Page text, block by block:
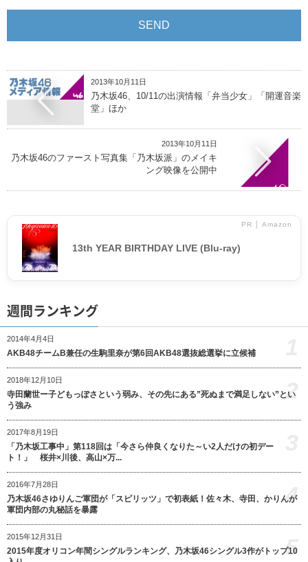
2013年10月11日
乃木坂46、10/11の出演情報「弁当少女」「開運音楽
堂」ほか
2013年10月11日
乃木坂46のファースト写真集「乃木坂派」のメイキ
ング映像を公開中
PR │ Amazon
13th YEAR BIRTHDAY LIVE (Blu-ray)
週間ランキング
2014年4月4日
AKB48チームB兼任の生駒里奈が第6回AKB48選抜総選挙に立候補
2018年12月10日
寺田蘭世ー子どもっぽさという弱み、その先にある”死ぬまで満足しない”とい
う強み
2
2017年8月19日
「乃木坂工事中」第118回は「今さら仲良くなりた～い2人だけの初デー
ト！」 桜井×川後、高山×万...
2016年7月28日
乃木坂46さゆりんご軍団が「スピリッツ」で初表紙！佐々木、寺田、かりんが
軍団内部の丸秘話を暴露
4
2015年12月31日
2015年度オリコン年間シングルランキング、乃木坂46シングル3作がトップ10
5